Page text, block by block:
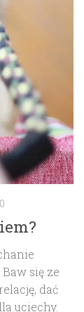
się ze
dać
uciechy.